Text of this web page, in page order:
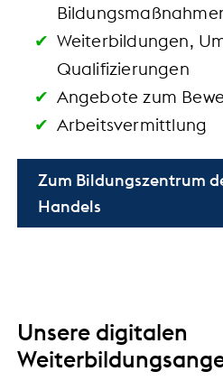
Weiterbildungen,
Qualifizierungen
Angebote zum
Arbeitsvermittlung
Zum Bildungszentrum
Handels
Unsere digitalen